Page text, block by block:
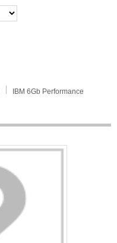
IBM 6Gb Performance